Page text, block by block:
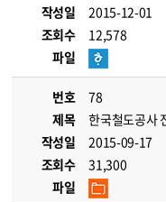
작성일
2015-12-01
조회수
12,578
파일
번호
78
제목
한국철도공사
작성일
2015-09-17
조회수
31,300
파일